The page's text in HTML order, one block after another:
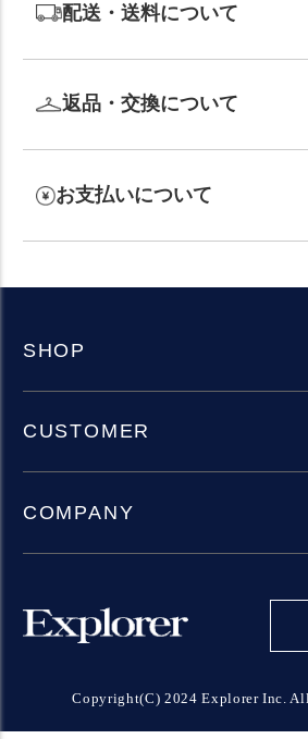
配送・送料について
返品・交換について
お支払いについて
SHOP
CUSTOMER
COMPANY
Copyright(C) 2024 Explorer Inc. All